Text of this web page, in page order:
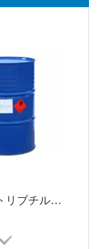
アセチルトリブチルシトレート/ATBCの工場価格